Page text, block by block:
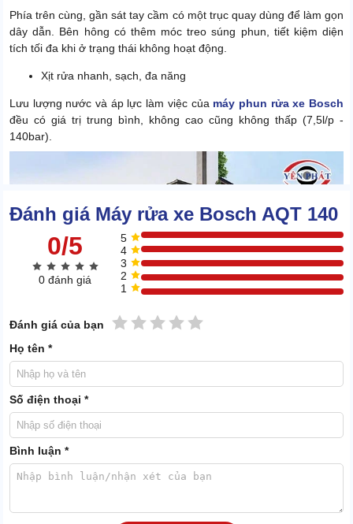
Phía trên cùng, gần sát tay cầm có một trục quay dùng để làm gọn
dây dẫn. Bên hông có thêm móc treo súng phun, tiết kiệm diện
tích tối đa khi ở trạng thái không hoạt động.
Xịt rửa nhanh, sạch, đa năng
Lưu lượng nước và áp lực làm việc của máy phun rửa xe Bosch
đều có giá trị trung bình, không cao cũng không thấp (7,5l/p -
140bar).
Thế nhưng, sự kết hợp của 2 thông số này lại làm nên tính năng
phun xịt ấn tượng của thiết bị.
Bosch AQT 140 có thể làm bong 100% chất bẩn bám lâu ngày trên
các phương tiện. Khoảng cách tiếp xúc lý tưởng là 25-30cm (tính
Đánh giá Máy rửa xe Bosch AQT 140
0/5
0 đánh giá
5
4
3
2
1
Đánh giá của bạn 5 sao
4 sao
3 sao
2 sao
1 sao
Họ tên *
Số điện thoại *
Bình luận *